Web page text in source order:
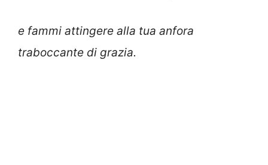
e fammi attingere alla tua anfora
traboccante di grazia.